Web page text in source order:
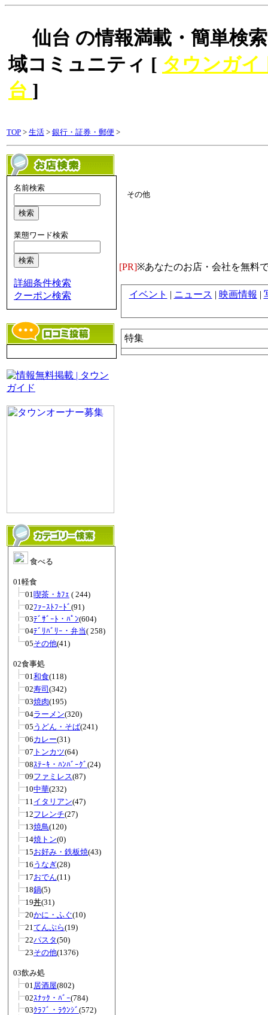
仙台 の情報満載・簡単検
域コミュニティ [ タウンガイ
台 ]
TOP > 生活 > 銀行・証券・郵便 >
名前検索
業態ワード検索
詳細条件検索
クーポン検索
食べる
01軽食
01喫茶・ｶﾌｪ ( 244)
02ﾌｧｰｽﾄﾌｰﾄﾞ (91)
03ﾃﾞｻﾞｰﾄ・ﾊﾟﾝ(604)
04ﾃﾞﾘﾊﾞﾘｰ・弁当( 258)
05その他(41)
02食事処
01和食(118)
02寿司 (342)
03焼肉(195)
04ラーメン(320)
05 うどん・そば(241)
06カレー(31)
07 トンカツ(64)
08ｽﾃｰｷ・ﾊﾝﾊﾞｰｸﾞ (24)
09ファミレス(87)
10中華(232)
11イタリアン(47)
12フレンチ(27)
13焼鳥(120)
14焼トン(0)
15お好み・鉄板焼(43)
16 うなぎ(28)
17おでん(11)
18鍋(5)
19丼(31)
20かに・ふぐ(10)
21てんぷら(19)
22パスタ(50)
23その他(1376)
03飲み処
01居酒屋(802)
02ｽﾅｯｸ・ﾊﾞｰ(784)
03ｸﾗﾌﾞ・ﾗｳﾝｼﾞ (572)
その他
[PR]※あなたのお店・会社を無料
イベント | ニュース | 映画情報 |
特集